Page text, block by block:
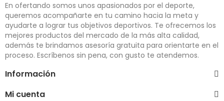
En ofertando somos unos apasionados por el deporte,
queremos acompañarte en tu camino hacia la meta y
ayudarte a lograr tus objetivos deportivos. Te ofrecemos los
mejores productos del mercado de la más alta calidad,
además te brindamos asesoría gratuita para orientarte en el
proceso. Escríbenos sin pena, con gusto te atendemos.
Información
Mi cuenta